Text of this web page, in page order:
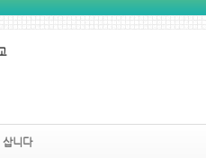
삽니다